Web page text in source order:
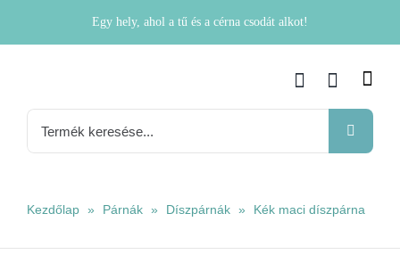
Egy hely, ahol a tű és a cérna csodát alkot!
Kezdőlap » Párnák » Díszpárnák » Kék maci díszpárna